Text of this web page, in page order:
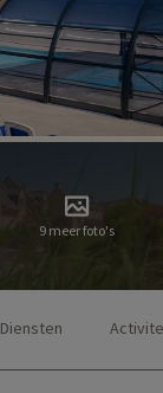
9 meer foto's
Diensten